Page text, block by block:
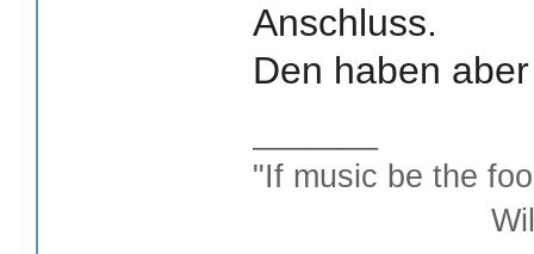
Anschluss.
Den haben
"If music be the
William